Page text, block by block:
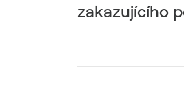
zakazujícího